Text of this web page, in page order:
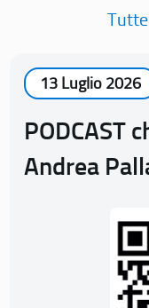
13 Luglio 2026
PODCAST
Andrea